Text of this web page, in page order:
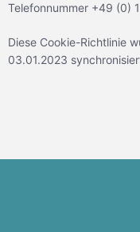
Telefonnummer +49 (0)
Diese Cookie-Richtlinie
03.01.2023